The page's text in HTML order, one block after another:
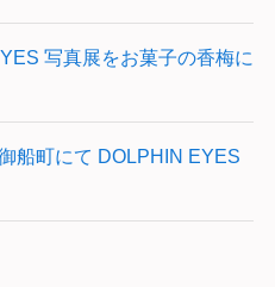
写真展をお菓子の香梅に
船町にて DOLPHIN EYES